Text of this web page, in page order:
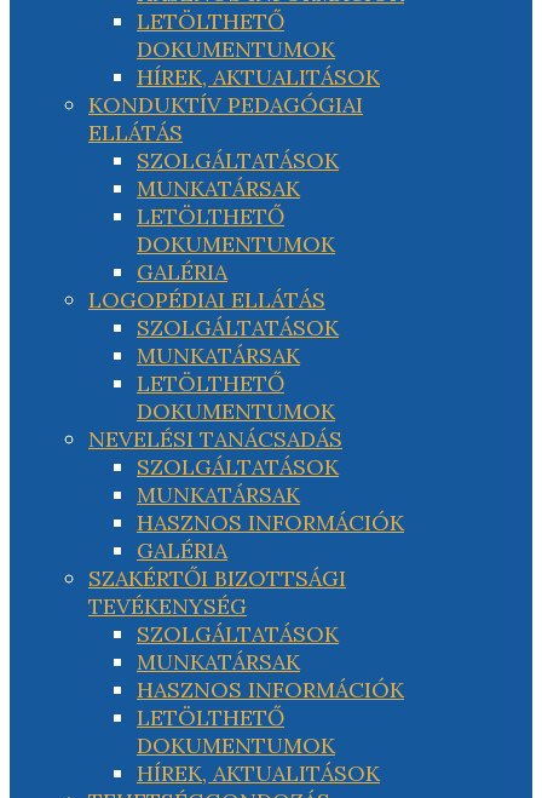
LETÖLTHETŐ
DOKUMENTUMOK
HÍREK, AKTUALITÁSOK
KONDUKTÍV PEDAGÓGIAI
ELLÁTÁS
SZOLGÁLTATÁSOK
MUNKATÁRSAK
LETÖLTHETŐ
DOKUMENTUMOK
GALÉRIA
LOGOPÉDIAI ELLÁTÁS
SZOLGÁLTATÁSOK
MUNKATÁRSAK
LETÖLTHETŐ
DOKUMENTUMOK
NEVELÉSI TANÁCSADÁS
SZOLGÁLTATÁSOK
MUNKATÁRSAK
HASZNOS INFORMÁCIÓK
GALÉRIA
SZAKÉRTŐI BIZOTTSÁGI
TEVÉKENYSÉG
SZOLGÁLTATÁSOK
MUNKATÁRSAK
HASZNOS INFORMÁCIÓK
LETÖLTHETŐ
DOKUMENTUMOK
HÍREK, AKTUALITÁSOK